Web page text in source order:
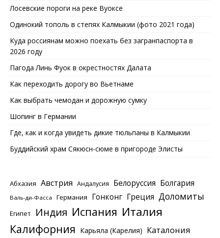
Лосевские пороги на реке Вуоксе
Одинокий тополь в степях Калмыкии (фото 2021 года)
Куда россиянам можно поехать без загранпаспорта в
2026 году
Пагода Линь Фуок в окрестностях Далата
Как переходить дорогу во Вьетнаме
Как выбрать чемодан и дорожную сумку
Шопинг в Германии
Где, как и когда увидеть дикие тюльпаны в Калмыкии
Буддийский храм Сякюсн-сюме в пригороде Элисты
Абхазия Австрия Андалусия Белоруссия Болгария
Валь-ди-Фасса Германия Гонконг Греция Доломиты
Египет Индия Испания Италия
Калифорния Карьяла (Карелия) Каталония